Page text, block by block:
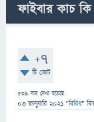
ফাইবার কাচ
+7
টি ভোট
539 বার দেখা হয়েছে
03 জানুয়ারি 2021 "বিবিধ"